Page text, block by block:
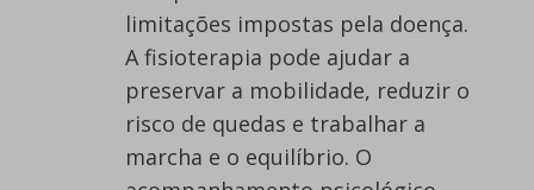
limitações impostas pela doença.
A fisioterapia pode ajudar a
preservar a mobilidade, reduzir o
risco de quedas e trabalhar a
marcha e o equilíbrio. O